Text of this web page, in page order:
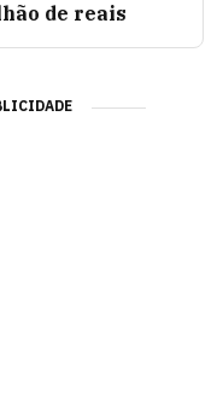
de reais